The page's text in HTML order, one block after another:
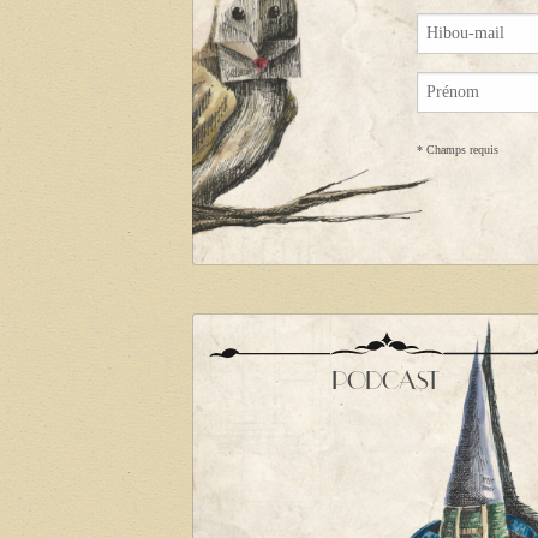
* Champs requis
PODCAST